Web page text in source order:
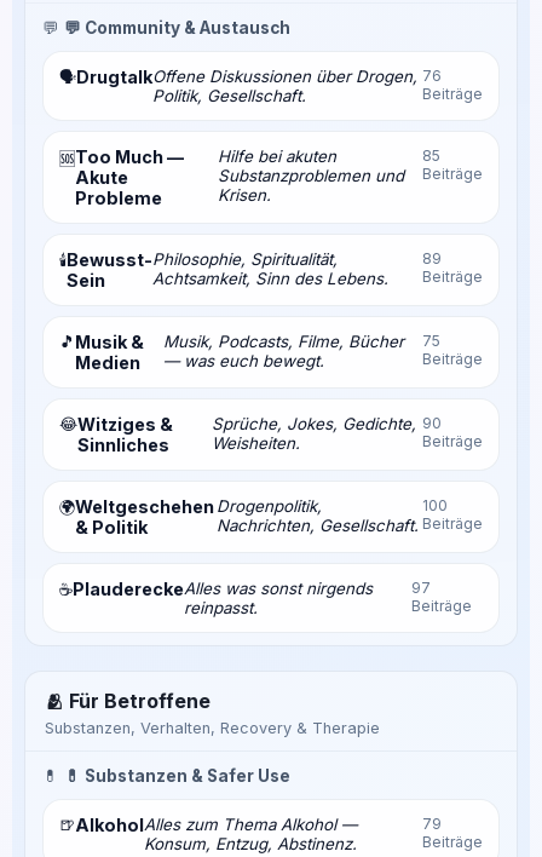
💬 💬 Community & Austausch
🗣️DrugtalkOffene Diskussionen über Drogen,
Politik, Gesellschaft.
76
Beiträge
🆘Too Much —
Akute
Probleme
Hilfe bei akuten
Substanzproblemen und
Krisen.
85
Beiträge
🕯️Bewusst-
Sein
Philosophie, Spiritualität,
Achtsamkeit, Sinn des Lebens.
89
Beiträge
🎵 Musik &
Medien
Musik, Podcasts, Filme, Bücher
— was euch bewegt.
75
Beiträge
😂Witziges &
Sinnliches
Sprüche, Jokes, Gedichte,
Weisheiten.
90
Beiträge
🌍Weltgeschehen
& Politik
Drogenpolitik,
Nachrichten, Gesellschaft.
100
Beiträge
☕PlaudereckeAlles was sonst nirgends
reinpasst.
97
Beiträge
🫂 Für Betroffene
Substanzen, Verhalten, Recovery & Therapie
💊 💊 Substanzen & Safer Use
🍺AlkoholAlles zum Thema Alkohol —
Konsum, Entzug, Abstinenz.
79
Beiträge